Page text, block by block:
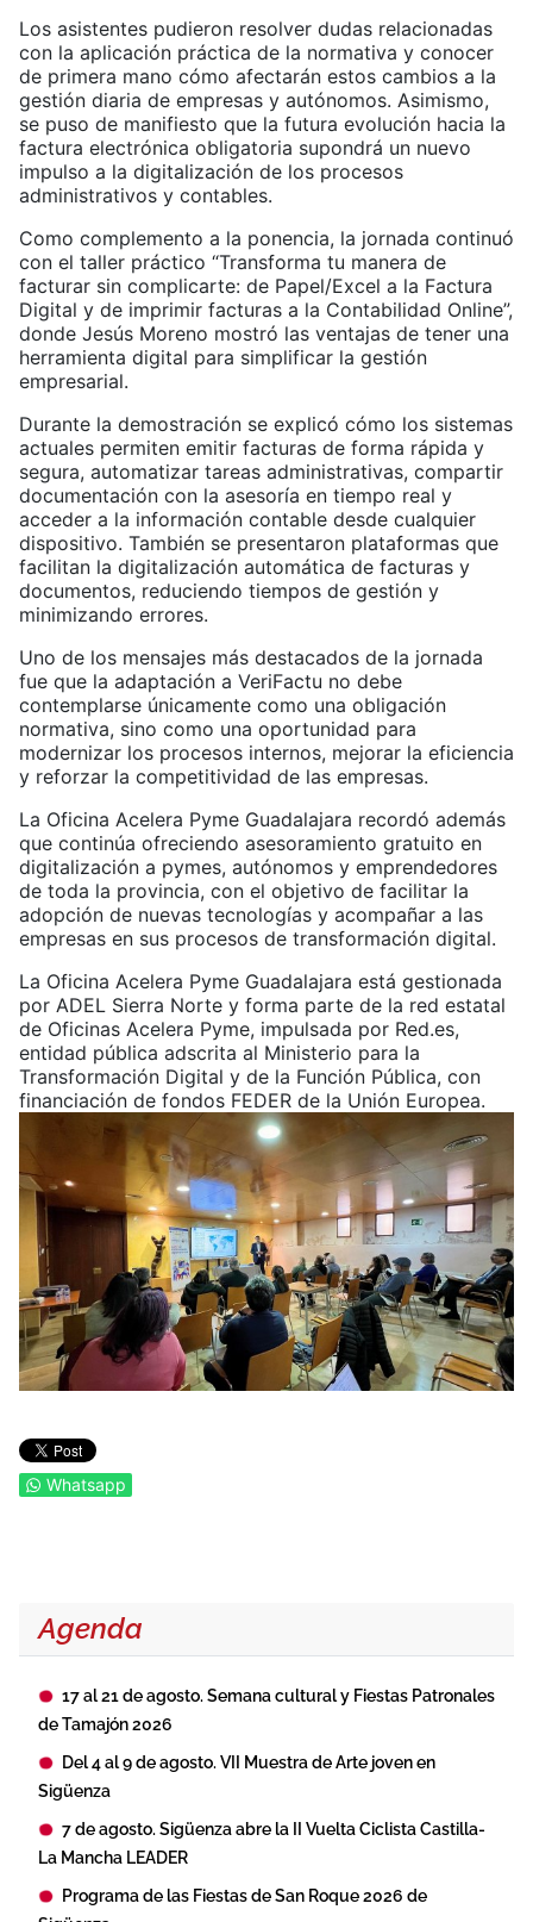
Agenda
17 al 21 de agosto. Semana cultural y Fiestas Patronales
de Tamajón 2026
Del 4 al 9 de agosto. VII Muestra de Arte joven en
Sigüenza
7 de agosto. Sigüenza abre la II Vuelta Ciclista Castilla-
La Mancha LEADER
Programa de las Fiestas de San Roque 2026 de
Los asistentes pudieron resolver dudas relacionadas
con la aplicación práctica de la normativa y conocer
de primera mano cómo afectarán estos cambios a la
gestión diaria de empresas y autónomos. Asimismo,
se puso de manifiesto que la futura evolución hacia la
factura electrónica obligatoria supondrá un nuevo
impulso a la digitalización de los procesos
administrativos y contables.
Como complemento a la ponencia, la jornada continuó
con el taller práctico “Transforma tu manera de
facturar sin complicarte: de Papel/Excel a la Factura
Digital y de imprimir facturas a la Contabilidad Online”,
donde Jesús Moreno mostró las ventajas de tener una
herramienta digital para simplificar la gestión
empresarial.
Durante la demostración se explicó cómo los sistemas
actuales permiten emitir facturas de forma rápida y
segura, automatizar tareas administrativas, compartir
documentación con la asesoría en tiempo real y
acceder a la información contable desde cualquier
dispositivo. También se presentaron plataformas que
facilitan la digitalización automática de facturas y
documentos, reduciendo tiempos de gestión y
minimizando errores.
Uno de los mensajes más destacados de la jornada
fue que la adaptación a VeriFactu no debe
contemplarse únicamente como una obligación
normativa, sino como una oportunidad para
modernizar los procesos internos, mejorar la eficiencia
y reforzar la competitividad de las empresas.
La Oficina Acelera Pyme Guadalajara recordó además
que continúa ofreciendo asesoramiento gratuito en
digitalización a pymes, autónomos y emprendedores
de toda la provincia, con el objetivo de facilitar la
adopción de nuevas tecnologías y acompañar a las
empresas en sus procesos de transformación digital.
La Oficina Acelera Pyme Guadalajara está gestionada
por ADEL Sierra Norte y forma parte de la red estatal
de Oficinas Acelera Pyme, impulsada por Red.es,
entidad pública adscrita al Ministerio para la
Transformación Digital y de la Función Pública, con
financiación de fondos FEDER de la Unión Europea.
Whatsapp